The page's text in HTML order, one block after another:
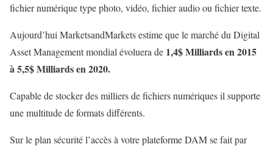
fichier numérique type photo, vidéo, fichier audio ou fichier texte.
Aujourd’hui MarketsandMarkets estime que le marché du Digital
Asset Management mondial évoluera de 1,4$ Milliards en 2015
à 5,5$ Milliards en 2020.
Capable de stocker des milliers de fichiers numériques il supporte
une multitude de formats différents.
Sur le plan sécurité l’accès à votre plateforme DAM se fait par